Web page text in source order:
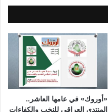
«أوروك» في عامها العاشر..
المنتدى العراقي للنخب والكفاءات